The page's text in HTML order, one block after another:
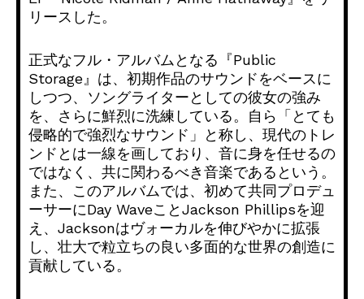
リースした。
正式なフル・アルバムとなる『Public
Storage』は、初期作品のサウンドをベースに
しつつ、 ソングライターとしての彼女の強み
を、 さらに鮮烈に洗練している。自ら「 とても
侵略的で強烈なサウンド」と称し、 現代のトレ
ンドとは一線を画しており、 音に身を任せるの
ではなく、共に関わるべき音楽であるという。
また、このアルバムでは、初めて共同プロデュ
ーサーにDay WaveことJackson Phillipsを迎
え、 Jacksonはヴォーカルを伸びやかに拡張
し、 壮大で粒立ちの良い多面的な世界の創造に
貢献している。